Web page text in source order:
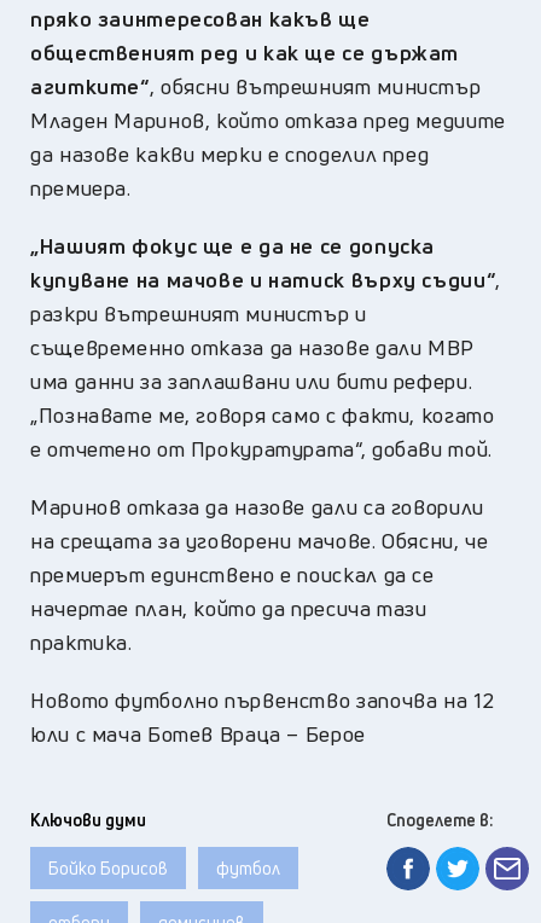
пряко заинтересован какъв ще
общественият ред и как ще се държат
агитките“, обясни вътрешният министър
Младен Маринов, който отказа пред медиите
да назове какви мерки е споделил пред
премиера.
„Нашият фокус ще е да не се допуска
купуване на мачове и натиск върху съдии“,
разкри вътрешният министър и
същевременно отказа да назове дали МВР
има данни за заплашвани или бити рефери.
„Познавате ме, говоря само с факти, когато
е отчетено от Прокуратурата“, добави той.
Маринов отказа да назове дали са говорили
на срещата за уговорени мачове. Обясни, че
премиерът единствено е поискал да се
начертае план, който да пресича тази
практика.
Новото футболно първенство започва на 12
юли с мача Ботев Враца – Берое
Ключови думи
Бойко Борисов футбол
Споделете в: